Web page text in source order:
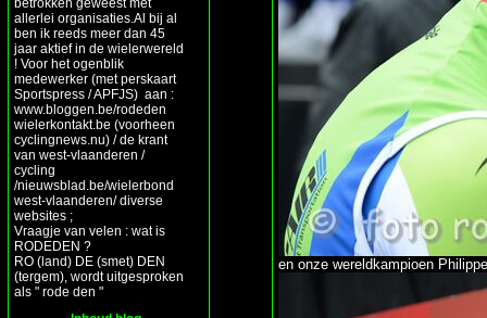
allerlei organisaties.Al bij al
ben ik reeds meer dan 45
jaar aktief in de wielerwereld
! Voor het ogenblik
medewerker (met perskaart
Sportspress / APFJS) aan :
www.bloggen.be/rodeden
wielerkontakt.be (voorheen
cyclingnews.nu) / de krant
van west-vlaanderen /
cycling
/nieuwsblad.be/wielerbond
west-vlaanderen/ diverse
websites ;
Vraagje van velen : wat is
RODEDEN ?
RO (land) DE (smet) DEN
(tergem), wordt uitgesproken
als " rode den "
en onze wereldkampioen